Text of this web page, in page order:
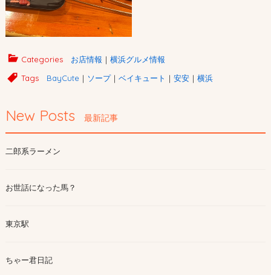
Categories お店情報 ｜ 横浜グルメ情報
Tags
BayCute ｜ ソープ｜ ベイキュート ｜ 安安｜ 横浜
New Posts 最新記事
二郎系ラーメン
お世話になった馬？
東京駅
ちゃー君日記